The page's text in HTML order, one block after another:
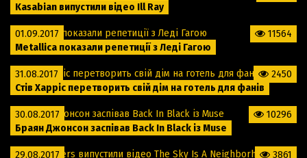
Kasabian випустили відео Ill Ray
01.09.2017
11564
Metallica показали репетиції з Леді Гагою
31.08.2017
2450
Стів Харріс перетворить свій дім на готель для фанів
30.08.2017
10296
Браян Джонсон заспівав Back In Black із Muse
29.08.2017
3861